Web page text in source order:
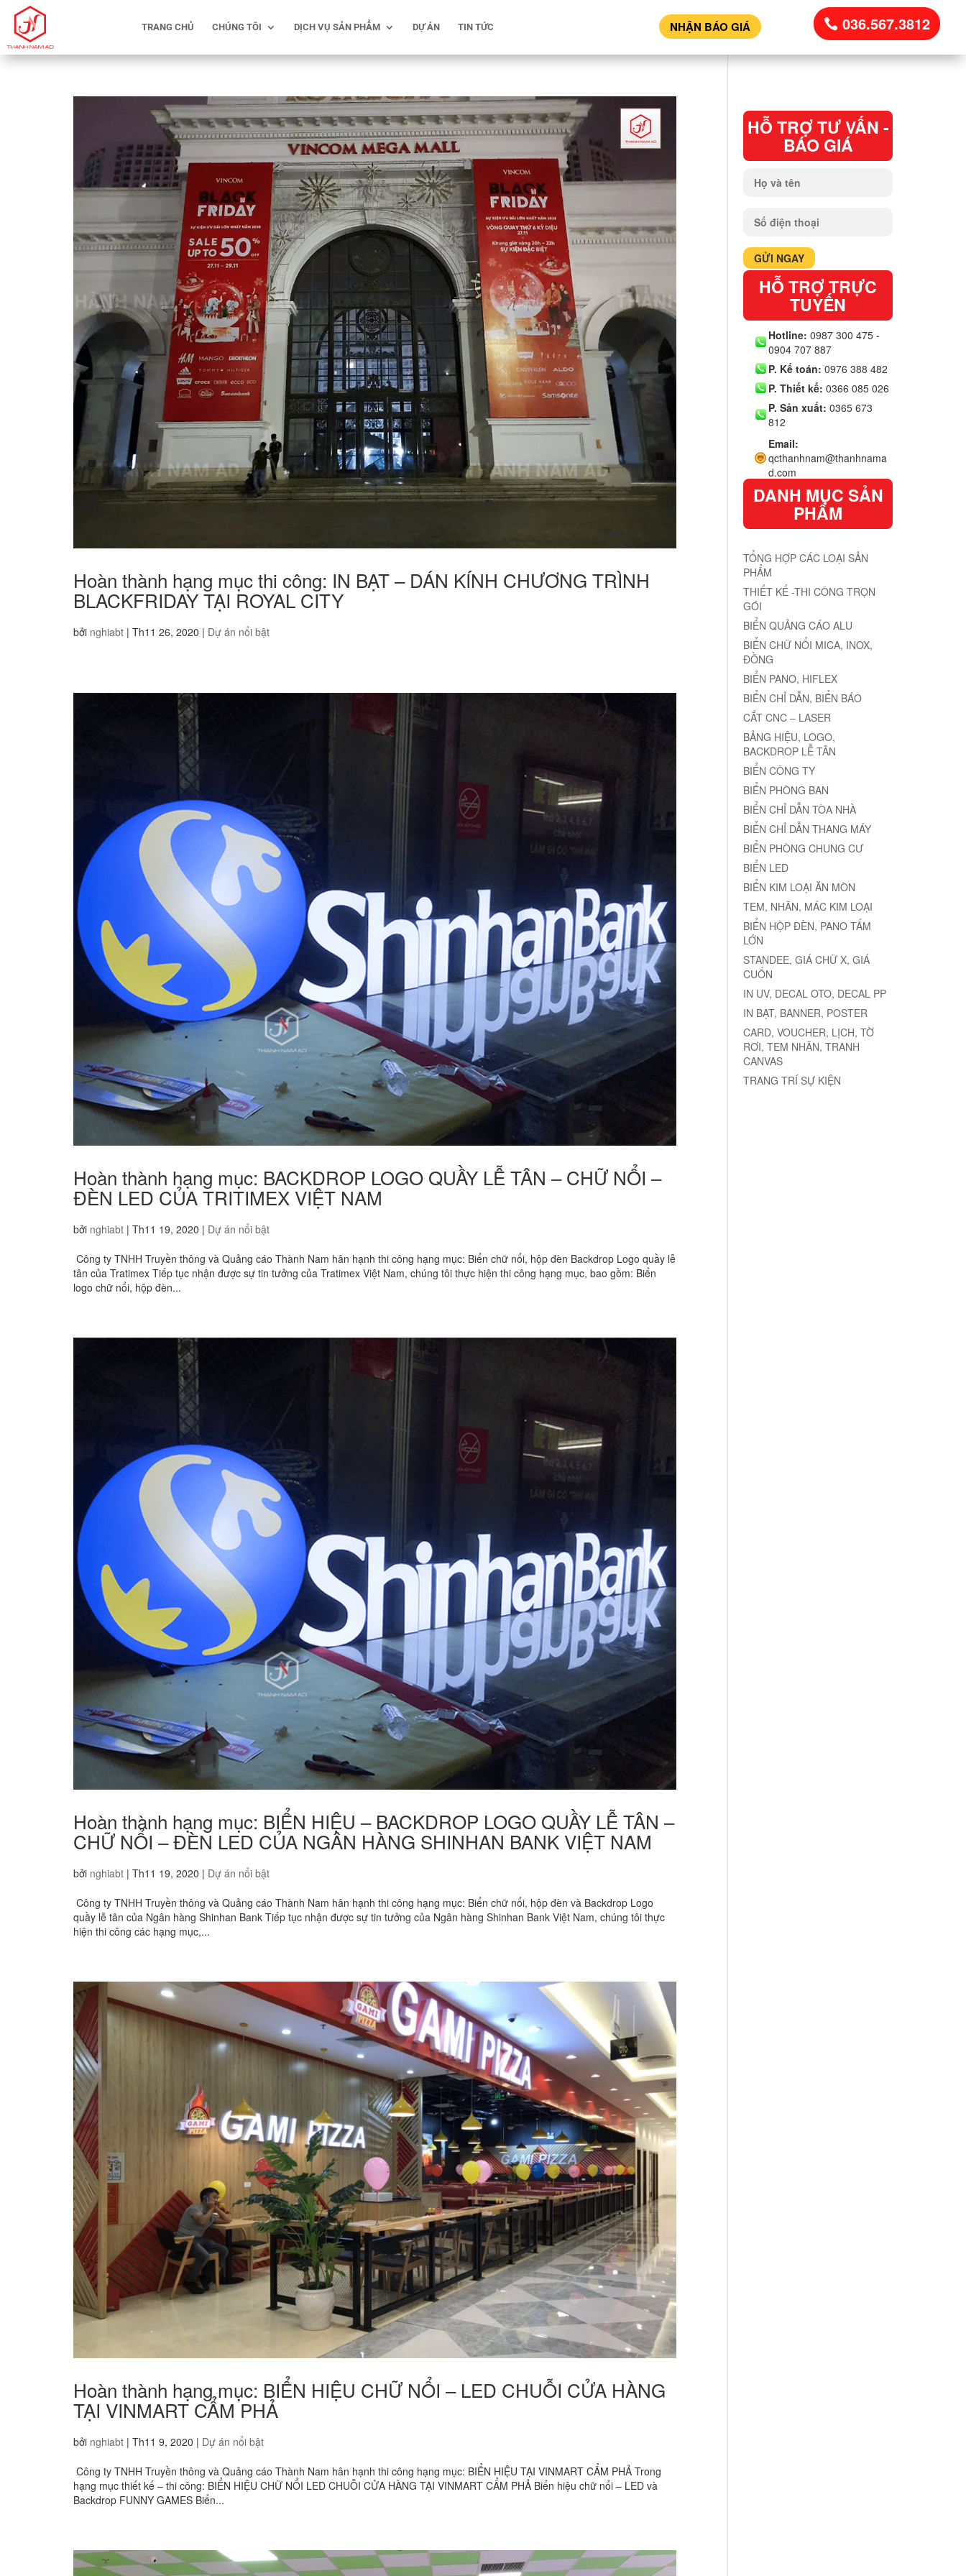
TRANG CHỦ CHÚNG TÔI DỊCH VỤ SẢN PHẨM DỰ ÁN TIN TỨC NHẬN BÁO GIÁ 036.567.3812
Hoàn thành hạng mục thi công: IN BẠT – DÁN KÍNH CHƯƠNG TRÌNH
BLACKFRIDAY TẠI ROYAL CITY
bởi nghiabt | Th11 26, 2020 | Dự án nổi bật
Hoàn thành hạng mục: BACKDROP LOGO QUẦY LỄ TÂN – CHỮ NỔI –
ĐÈN LED CỦA TRITIMEX VIỆT NAM
bởi nghiabt | Th11 19, 2020 | Dự án nổi bật
Công ty TNHH Truyền thông và Quảng cáo Thành Nam hân hạnh thi công hạng mục: Biển chữ nổi, hộp đèn Backdrop Logo quầy lễ
tân của Tratimex Tiếp tục nhận được sự tin tưởng của Tratimex Việt Nam, chúng tôi thực hiện thi công hạng mục, bao gồm: Biển
logo chữ nổi, hộp đèn...
Hoàn thành hạng mục: BIỂN HIỆU – BACKDROP LOGO QUẦY LỄ TÂN –
CHỮ NỔI – ĐÈN LED CỦA NGÂN HÀNG SHINHAN BANK VIỆT NAM
bởi nghiabt | Th11 19, 2020 | Dự án nổi bật
Công ty TNHH Truyền thông và Quảng cáo Thành Nam hân hạnh thi công hạng mục: Biển chữ nổi, hộp đèn và Backdrop Logo
quầy lễ tân của Ngân hàng Shinhan Bank Tiếp tục nhận được sự tin tưởng của Ngân hàng Shinhan Bank Việt Nam, chúng tôi thực
hiện thi công các hạng mục,...
Hoàn thành hạng mục: BIỂN HIỆU CHỮ NỔI – LED CHUỖI CỬA HÀNG
TẠI VINMART CẨM PHẢ
bởi nghiabt | Th11 9, 2020 | Dự án nổi bật
Công ty TNHH Truyền thông và Quảng cáo Thành Nam hân hạnh thi công hạng mục: BIỂN HIỆU TẠI VINMART CẨM PHẢ Trong
hạng mục thiết kế – thi công: BIỂN HIỆU CHỮ NỔI LED CHUỖI CỬA HÀNG TẠI VINMART CẨM PHẢ Biển hiệu chữ nổi – LED và
Backdrop FUNNY GAMES Biển...
HỖ TRỢ TƯ VẤN -
BÁO GIÁ
HỖ TRỢ TRỰC
TUYẾN
Hotline: 0987 300 475 -
0904 707 887
P. Kế toán: 0976 388 482
P. Thiết kế: 0366 085 026
P. Sản xuất: 0365 673
812
Email:
qcthanhnam@thanhnama
d.com
DANH MỤC SẢN
PHẨM
TỔNG HỢP CÁC LOẠI SẢN
PHẨM
THIẾT KẾ -THI CÔNG TRỌN
GÓI
BIỂN QUẢNG CÁO ALU
BIỂN CHỮ NỔI MICA, INOX,
ĐỒNG
BIỂN PANO, HIFLEX
BIỂN CHỈ DẪN, BIỂN BÁO
CẮT CNC – LASER
BẢNG HIỆU, LOGO,
BACKDROP LỄ TÂN
BIỂN CÔNG TY
BIỂN PHÒNG BAN
BIỂN CHỈ DẪN TÒA NHÀ
BIỂN CHỈ DẪN THANG MÁY
BIỂN PHÒNG CHUNG CƯ
BIỂN LED
BIỂN KIM LOẠI ĂN MÒN
TEM, NHÃN, MÁC KIM LOẠI
BIỂN HỘP ĐÈN, PANO TẤM
LỚN
STANDEE, GIÁ CHỮ X, GIÁ
CUỐN
IN UV, DECAL OTO, DECAL PP
IN BẠT, BANNER, POSTER
CARD, VOUCHER, LỊCH, TỜ
RƠI, TEM NHÃN, TRANH
CANVAS
TRANG TRÍ SỰ KIỆN